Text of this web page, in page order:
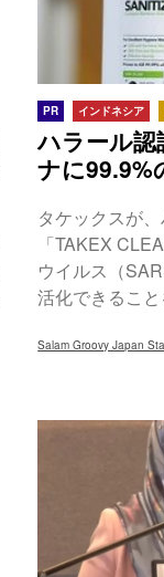
PR インドネシア
ハラール認
ナに99.9%
タケックスが
「TAKEX
ウイルス（
活化できるこ
Salam Groovy Japan